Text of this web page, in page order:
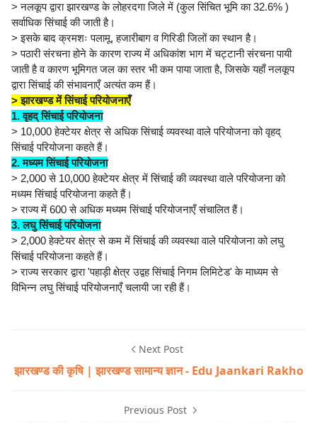
> नलकूप द्वारा झारखण्ड के लोहरदगा जिले में (कुल सिंचित भूमि का 32.6% )
सर्वाधिक सिंचाई की जाती है।
> इसके बाद क्रमशः पलामू, हजारीबाग व गिरिडी जिलों का स्थान है।
> पठारी संरचना होने के कारण राज्य में अधिकांश भाग में चट्टानी संरचना पायी
जाती है व कारण भूमिगत जल का स्तर भी कम पाया जाता है, जिसके यहाँ नलकूप
द्वारा सिंचाई की संभावनाएँ अत्यंत कम हैं।
> झारखण्ड में सिंचाई परियोजनाएँ
1. वृहद् सिंचाई परियोजना
> 10,000 हेक्टेयर क्षेत्र से अधिक सिंचाई व्यवस्था वाले परियोजना को वृहद्
सिंचाई परियोजना कहते हैं।
2. मध्यम सिंचाई परियोजना
> 2,000 से 10,000 हेक्टेयर क्षेत्र में सिंचाई की व्यवस्था वाले परियोजना को
मध्यम सिंचाई परियोजना कहते हैं।
> राज्य में 600 से अधिक मध्यम सिंचाई परियोजनाएँ संचालित हैं।
3. लघु सिंचाई परियोजना
> 2,000 हेक्टेयर क्षेत्र से कम में सिंचाई की व्यवस्था वाले परियोजना को लघु
सिंचाई परियोजना कहते हैं।
> राज्य सरकार द्वारा 'पहाड़ी क्षेत्र उद्वह सिंचाई निगम लिमिटेड' के माध्यम से
विभिन्न लघु सिंचाई परियोजनाएँ चलायी जा रही हैं।
Next Post
झारखण्ड की कृषि | झारखण्ड सामान्य ज्ञान - Edu Jaankari Rakho
Previous Post